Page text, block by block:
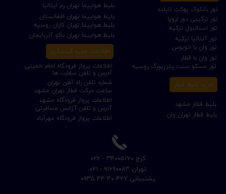
​تهران ۹۱۶۹۰۰۸۳ - ۰۲۱
​کرج ۳۴۰۰۵۱۷۰ - ۰۲۶
​پشتیبانی ۴۲۷ ۴۰ ۴۴ ۰۹۳۵
تور ترکیبی دور اروپا بلیط هواپیما تهران افغانستان
بلیط قطار تهران وان
بلیط قطار مشهد
بلیط هواپیما تهران رم ایتالیا
اطلاعات پرواز فرودگاه امام خمینی
بلیط هواپیما تهران باکو آذربایجان
بلیط هواپیما تهران کازان روسیه
تور آنتالیا ترکیه
تور استانبول ترکیه
تور مسکو سنت پترزبورگ روسیه
تور وان با قطار
تور بانکوک پوکت تایلند
تور وان با اتوبوس
ساعت حرکت قطار تهران مشهد
خرید بلیط قطار شماره تلفن راه آهن تهران
اطلاعات پرواز فرودگاه مهرآباد
اطلاعات پرواز فرودگاه مشهد
آدرس و تلفن سفارت ها
آدرس و تلفن آژانس مسافرتی
اطلاعات مفید گردشگری